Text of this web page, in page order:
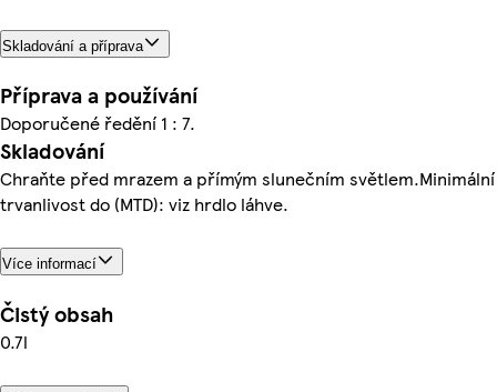
Skladování a příprava
Příprava a používání
Doporučené ředění 1 : 7.
Skladování
Chraňte před mrazem a přímým slunečním světlem.Minimální
trvanlivost do (MTD): viz hrdlo láhve.
Více informací
Čistý obsah
0.7l